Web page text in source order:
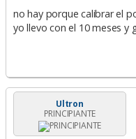
n
a
no hay porque calibrar el
yo llevo con el 10 meses y
Ultron
PRINCIPIANTE